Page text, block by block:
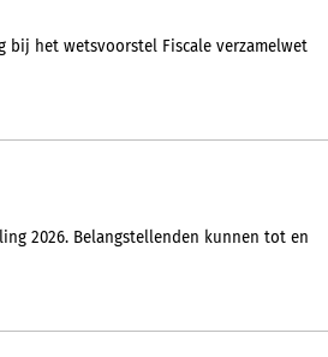
bij het wetsvoorstel Fiscale verzamelwet
2026. Belangstellenden kunnen tot en